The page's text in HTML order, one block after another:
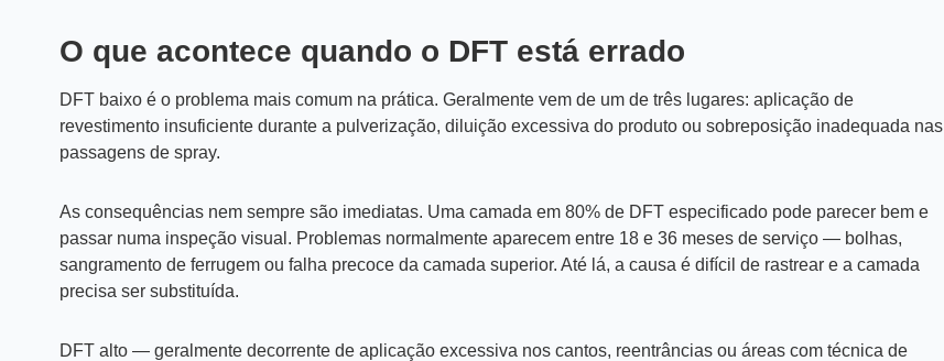
O que acontece quando o DFT está errado
DFT baixo é o problema mais comum na prática. Geralmente vem de um de três lugares: aplicação de
revestimento insuficiente durante a pulverização, diluição excessiva do produto ou sobreposição inadequada nas
passagens de spray.
As consequências nem sempre são imediatas. Uma camada em 80% de DFT especificado pode parecer bem e
passar numa inspeção visual. Problemas normalmente aparecem entre 18 e 36 meses de serviço — bolhas,
sangramento de ferrugem ou falha precoce da camada superior. Até lá, a causa é difícil de rastrear e a camada
precisa ser substituída.
DFT alto — geralmente decorrente de aplicação excessiva nos cantos, reentrâncias ou áreas com técnica de